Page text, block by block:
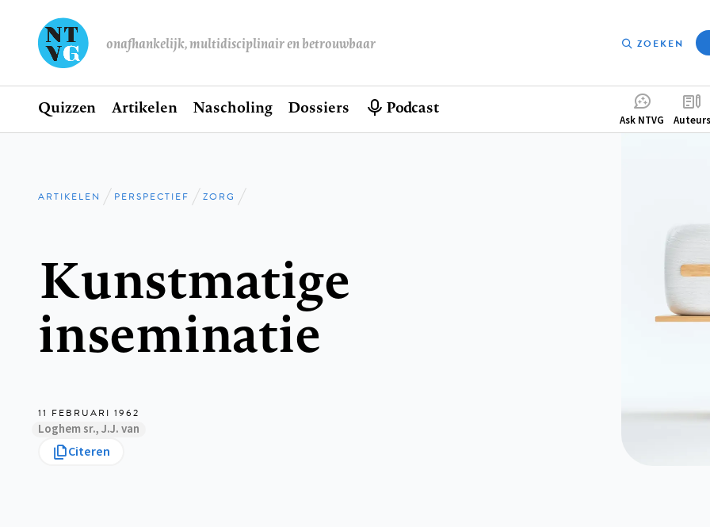
onafhankelijk, multidisciplinair en betrouwbaar ZOEKEN
Hoofdnavigatie
Home
Quizzen Artikelen Nascholing Dossiers Podcast
Ask NTVG Auteurs
Kruimelpad
ARTIKELEN PERSPECTIEF ZORG
Kunstmatige
inseminatie
11 FEBRUARI 1962
Loghem sr., J.J. van
Citeren